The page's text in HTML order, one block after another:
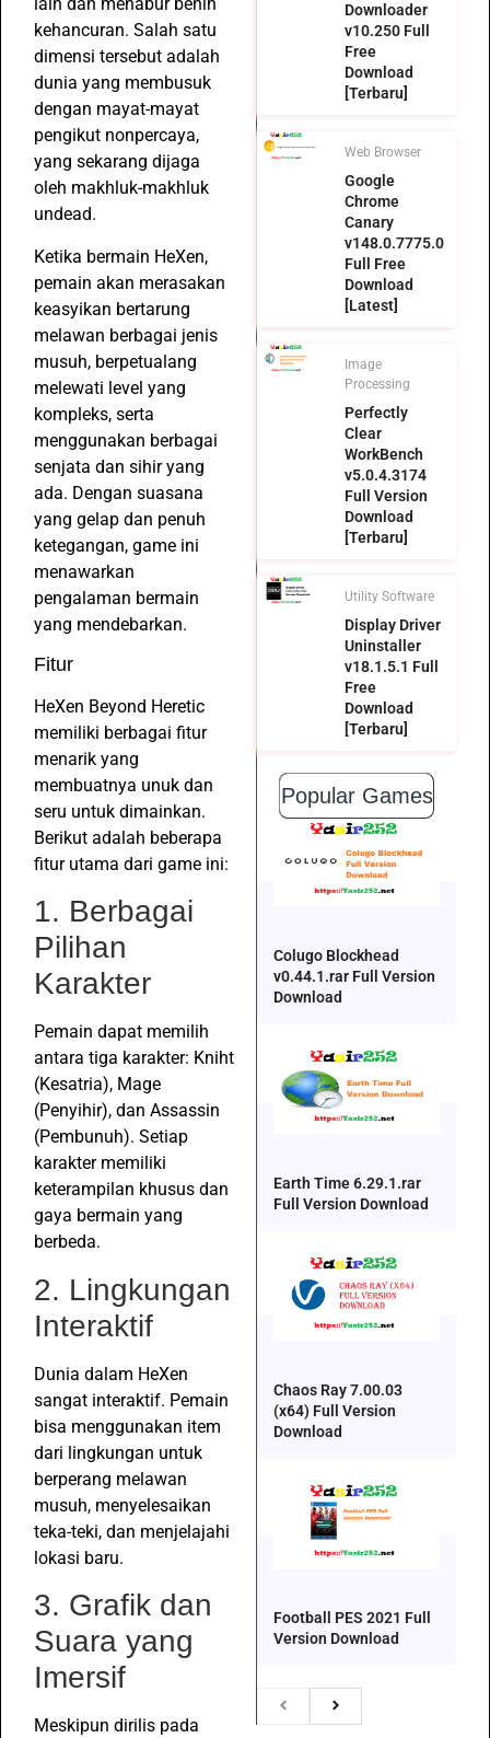
kehancuran. Salah satu
dimensi tersebut adalah
dunia yang membusuk
dengan mayat-mayat
pengikut nonpercaya,
yang sekarang dijaga
oleh makhluk-makhluk
undead.
Ketika bermain HeXen,
pemain akan merasakan
keasyikan bertarung
melawan berbagai jenis
musuh, berpetualang
melewati level yang
kompleks, serta
menggunakan berbagai
senjata dan sihir yang
ada. Dengan suasana
yang gelap dan penuh
ketegangan, game ini
menawarkan
pengalaman bermain
yang mendebarkan.
Fitur
HeXen Beyond Heretic
memiliki berbagai fitur
menarik yang
membuatnya unuk dan
seru untuk dimainkan.
Berikut adalah beberapa
fitur utama dari game ini:
1. Berbagai
Pilihan
Karakter
Pemain dapat memilih
antara tiga karakter: Kniht
(Kesatria), Mage
(Penyihir), dan Assassin
(Pembunuh). Setiap
karakter memiliki
keterampilan khusus dan
gaya bermain yang
berbeda.
2. Lingkungan
Interaktif
Dunia dalam HeXen
sangat interaktif. Pemain
bisa menggunakan item
dari lingkungan untuk
berperang melawan
musuh, menyelesaikan
teka-teki, dan menjelajahi
lokasi baru.
3. Grafik dan
Suara yang
Imersif
Meskipun dirilis pada
Downloader
v10.250 Full
Free
Download
[Terbaru]
Web Browser
Google
Chrome
Canary
v148.0.7775.0
Full Free
Download
[Latest]
Image
Processing
Perfectly
Clear
WorkBench
v5.0.4.3174
Full Version
Download
[Terbaru]
Utility Software
Display Driver
Uninstaller
v18.1.5.1 Full
Free
Download
[Terbaru]
Popular Games
Colugo Blockhead
v0.44.1.rar Full Version
Download
Earth Time 6.29.1.rar
Full Version Download
Chaos Ray 7.00.03
(x64) Full Version
Download
Football PES 2021 Full
Version Download